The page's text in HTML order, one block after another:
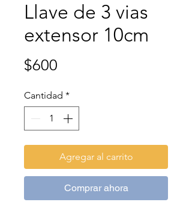
Llave de 3 vias
extensor 10cm
$600
Cantidad *
Agregar al carrito
Comprar ahora